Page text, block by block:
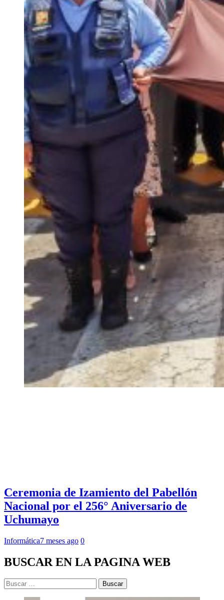
Ceremonia de Izamiento del Pabellón
Nacional por el 256° Aniversario de
Uchumayo
Informática7 meses ago 0
BUSCAR EN LA PAGINA WEB
Buscar: